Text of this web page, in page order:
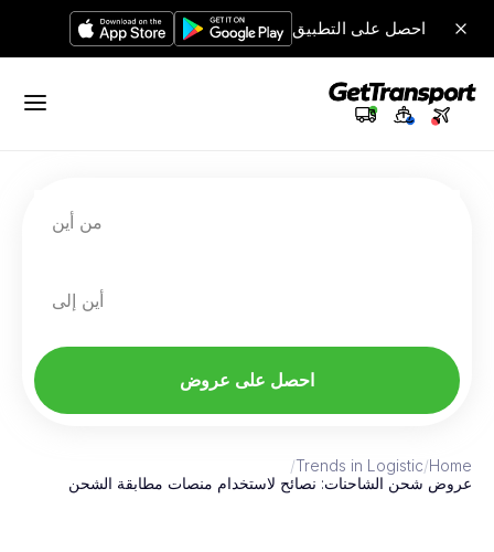
احصل على التطبيق
من أين
أين إلى
احصل على عروض
Home
/
Trends in Logistic
/
عروض شحن الشاحنات: نصائح لاستخدام منصات مطابقة الشحن